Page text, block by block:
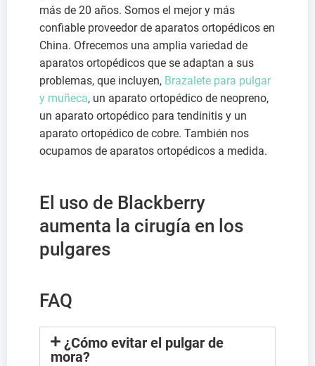
más de 20 años. Somos el mejor y más
confiable proveedor de aparatos ortopédicos en
China. Ofrecemos una amplia variedad de
aparatos ortopédicos que se adaptan a sus
problemas, que incluyen, Brazalete para pulgar
y muñeca, un aparato ortopédico de neopreno,
un aparato ortopédico para tendinitis y un
aparato ortopédico de cobre. También nos
ocupamos de aparatos ortopédicos a medida.
El uso de Blackberry
aumenta la cirugía en los
pulgares
FAQ
¿Cómo evitar el pulgar de
mora?